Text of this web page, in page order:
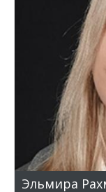
Эльмира